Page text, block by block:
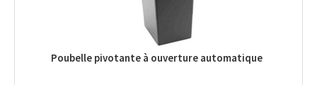
Poubelle pivotante à ouverture automatique